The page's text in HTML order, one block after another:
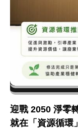
迎戰 2050 淨零
就在「資源循環